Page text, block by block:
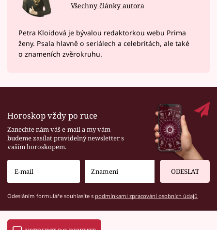
Všechny články autora
Petra Kloidová je bývalou redaktorkou webu Prima
ženy. Psala hlavně o seriálech a celebritách, ale také
o znameních zvěrokruhu.
Horoskop vždy po ruce
Zanechte nám váš e-mail a my vám
budeme zasílat pravidelný newsletter s
vaším horoskopem.
ODESLAT
Odesláním formuláře souhlasíte s podmínkami zpracování osobních údajů